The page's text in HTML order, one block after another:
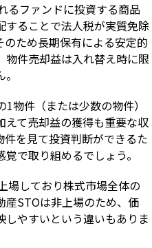
るファンドに投資する商品
することで法人税が実質免除
ため長期保有による安定的
物件売却益は入れ替え時に限
物件（または少数の物件）
えて売却益の獲得も重要な収
を見て投資判断ができるた
で取り組めるでしょう。
場しており株式市場全体の
産STOは非上場のため、価
やすいという違いもありま